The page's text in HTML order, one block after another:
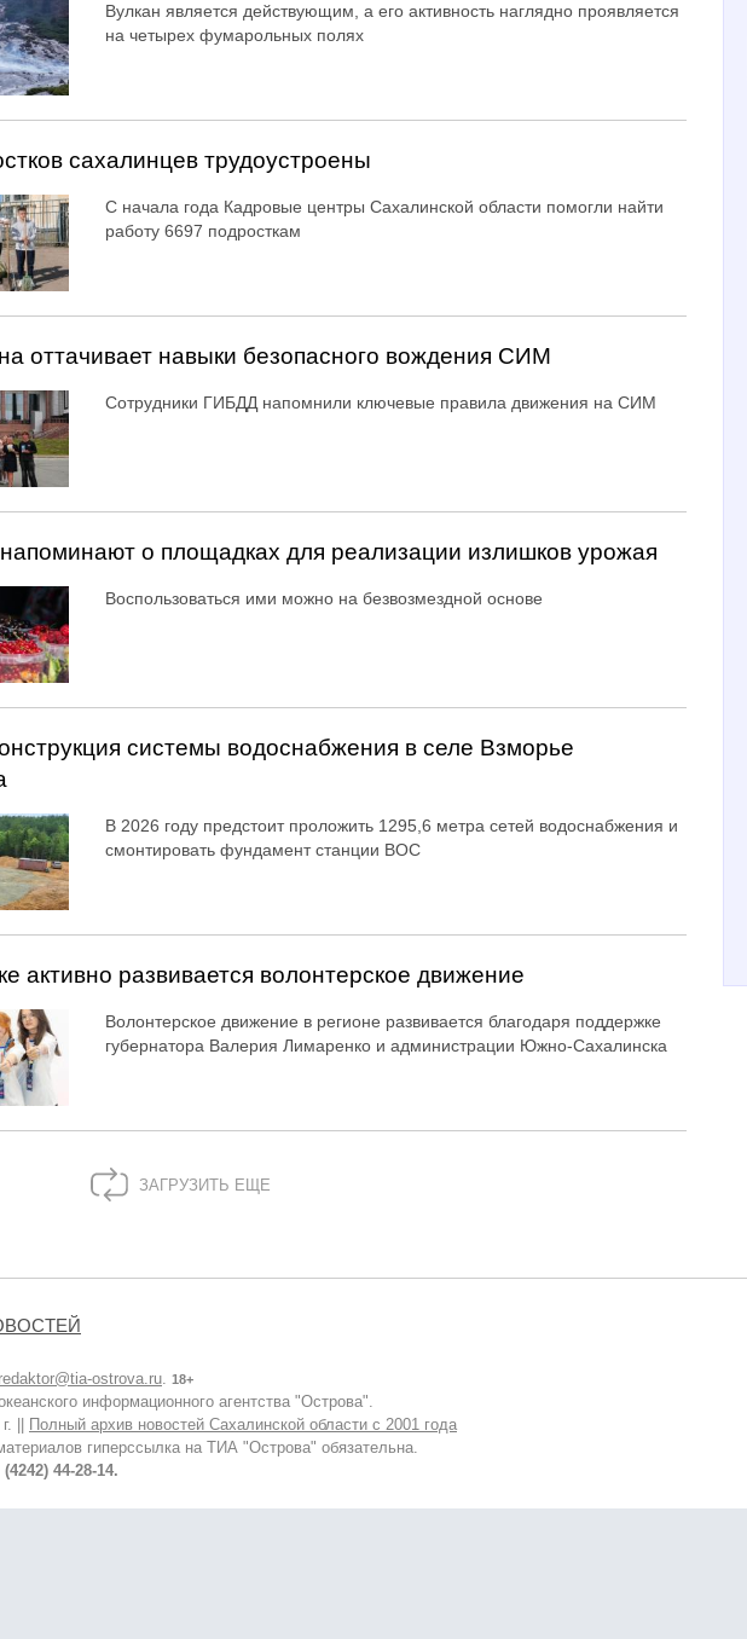
Вулкан является действующим, а его активность наглядно проявляется
на четырех фумарольных полях
сахалинцев трудоустроены
С начала года Кадровые центры Сахалинской области помогли найти
работу 6697 подросткам
оттачивает навыки безопасного вождения СИМ
Сотрудники ГИБДД напомнили ключевые правила движения на СИМ
о площадках для реализации излишков урожая
Воспользоваться ими можно на безвозмездной основе
системы водоснабжения в селе Взморье
В 2026 году предстоит проложить 1295,6 метра сетей водоснабжения и
смонтировать фундамент станции ВОС
активно развивается волонтерское движение
Волонтерское движение в регионе развивается благодаря поддержке
губернатора Валерия Лимаренко и администрации Южно-Сахалинска
ЗАГРУЗИТЬ ЕЩЕ
redaktor@tia-ostrova.ru. 18+
информационного агентства "Острова".
||
Полный архив новостей Сахалинской области с 2001 года
гиперссылка на ТИА "Острова" обязательна.
(4242) 44-28-14.